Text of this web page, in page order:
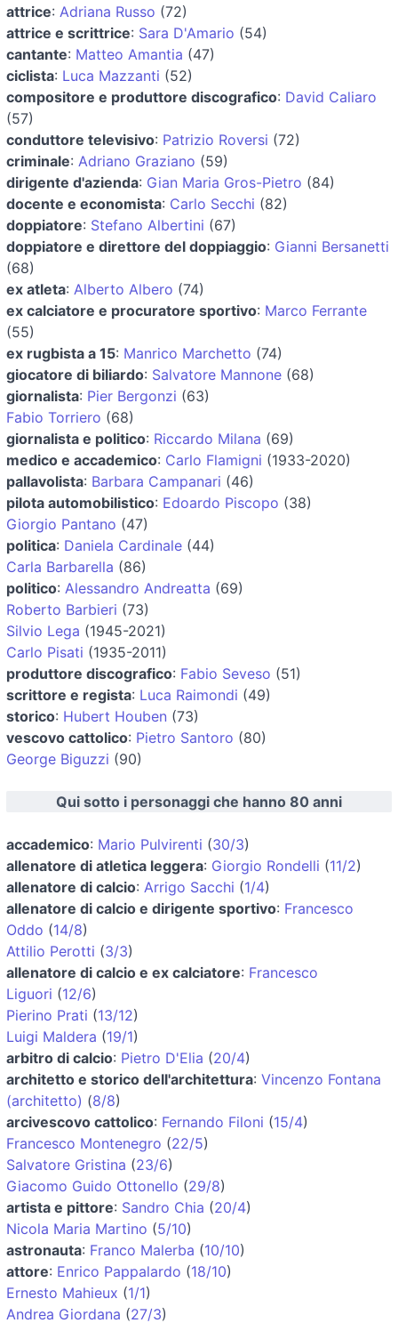
attrice: Adriana Russo (72)
attrice e scrittrice: Sara D'Amario (54)
cantante: Matteo Amantia (47)
ciclista: Luca Mazzanti (52)
compositore e produttore discografico: David Caliaro
(57)
conduttore televisivo: Patrizio Roversi (72)
criminale: Adriano Graziano (59)
dirigente d'azienda: Gian Maria Gros-Pietro (84)
docente e economista: Carlo Secchi (82)
doppiatore: Stefano Albertini (67)
doppiatore e direttore del doppiaggio: Gianni Bersanetti
(68)
ex atleta: Alberto Albero (74)
ex calciatore e procuratore sportivo: Marco Ferrante
(55)
ex rugbista a 15: Manrico Marchetto (74)
giocatore di biliardo: Salvatore Mannone (68)
giornalista: Pier Bergonzi (63)
Fabio Torriero (68)
giornalista e politico: Riccardo Milana (69)
medico e accademico: Carlo Flamigni (1933-2020)
pallavolista: Barbara Campanari (46)
pilota automobilistico: Edoardo Piscopo (38)
Giorgio Pantano (47)
politica: Daniela Cardinale (44)
Carla Barbarella (86)
politico: Alessandro Andreatta (69)
Roberto Barbieri (73)
Silvio Lega (1945-2021)
Carlo Pisati (1935-2011)
produttore discografico: Fabio Seveso (51)
scrittore e regista: Luca Raimondi (49)
storico: Hubert Houben (73)
vescovo cattolico: Pietro Santoro (80)
George Biguzzi (90)
Qui sotto i personaggi che hanno 80 anni
accademico: Mario Pulvirenti (30/3)
allenatore di atletica leggera: Giorgio Rondelli (11/2)
allenatore di calcio: Arrigo Sacchi (1/4)
allenatore di calcio e dirigente sportivo: Francesco
Oddo (14/8)
Attilio Perotti (3/3)
allenatore di calcio e ex calciatore: Francesco
Liguori (12/6)
Pierino Prati (13/12)
Luigi Maldera (19/1)
arbitro di calcio: Pietro D'Elia (20/4)
architetto e storico dell'architettura: Vincenzo Fontana
(architetto) (8/8)
arcivescovo cattolico: Fernando Filoni (15/4)
Francesco Montenegro (22/5)
Salvatore Gristina (23/6)
Giacomo Guido Ottonello (29/8)
artista e pittore: Sandro Chia (20/4)
Nicola Maria Martino (5/10)
astronauta: Franco Malerba (10/10)
attore: Enrico Pappalardo (18/10)
Ernesto Mahieux (1/1)
Andrea Giordana (27/3)